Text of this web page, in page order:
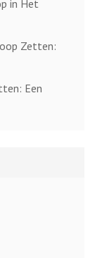
in Het
Zetten:
Een